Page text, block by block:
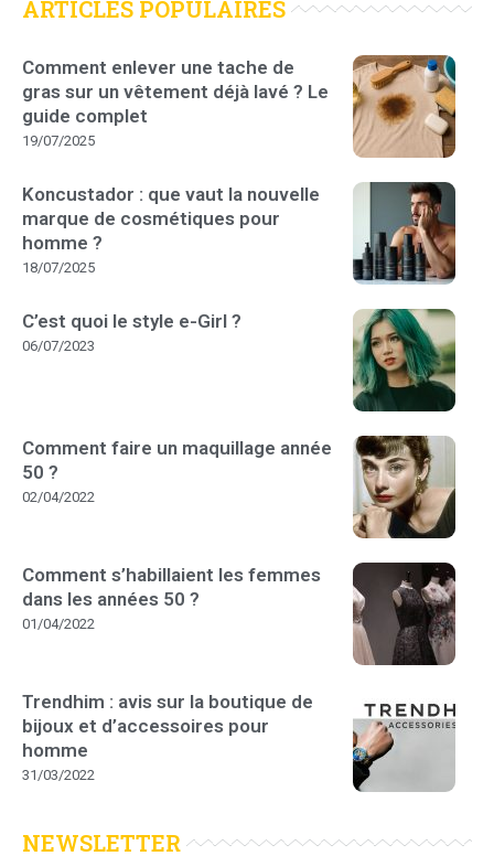
ARTICLES POPULAIRES
Comment enlever une tache de
gras sur un vêtement déjà lavé ? Le
guide complet
19/07/2025
Koncustador : que vaut la nouvelle
marque de cosmétiques pour
homme ?
18/07/2025
C’est quoi le style e-Girl ?
06/07/2023
Comment faire un maquillage année
50 ?
02/04/2022
Comment s’habillaient les femmes
dans les années 50 ?
01/04/2022
Trendhim : avis sur la boutique de
bijoux et d’accessoires pour
homme
31/03/2022
NEWSLETTER